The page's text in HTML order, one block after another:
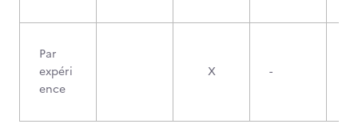
Par
expéri
ence
X -